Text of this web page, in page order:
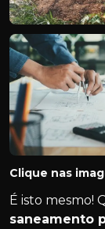
Clique nas
É isto mesmo!
saneamento